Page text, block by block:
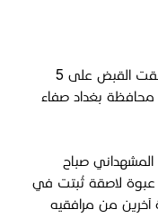
كانت وزارة الداخلية العراقية، قالت إنها ألقت القبض على 5
بغداد صفاء
صباح
2025، إثر انفجار عبوة لاصقة ثُبتت في
آخرين من مرافقيه